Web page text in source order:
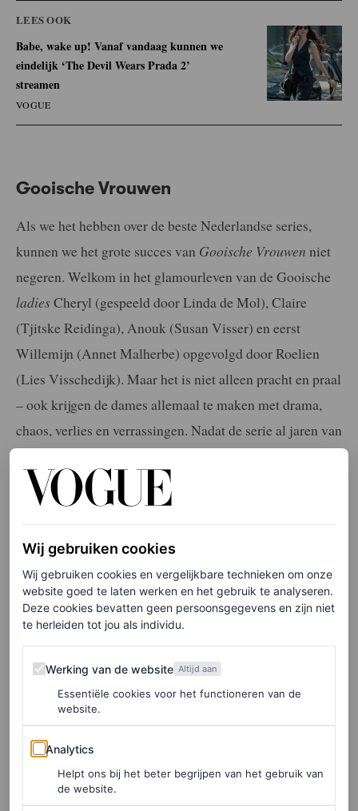
LEES OOK
Babe, wake up! Vanaf vandaag kunnen we
eindelijk ‘The Devil Wears Prada 2’
streamen
VOGUE
Gooische Vrouwen
Als we het hebben over de beste Nederlandse series,
kunnen we het grote succes van Gooische Vrouwen niet
negeren. Welkom in het glamourleven van de Gooische
ladiesCheryl (gespeeld door Linda de Mol), Claire
(Tjitske Reidinga), Anouk (Susan Visser) en eerst
Willemijn (Annet Malherbe) opgevolgd door Roelien
(Lies Visschedijk). Maar het is niet alleen pracht en praal
– ook krijgen de dames allemaal te maken met drama,
chaos, verlies en verrassingen. Nadat de serie al jaren van
seizoen. Op 19 oktober dit jaar verscheen het zevende
seizoen van Gooische Vrouwen
Anne+
Wij gebruiken cookies
Wij gebruiken cookies en vergelijkbare technieken om onze
website goed te laten werken en het gebruik te analyseren.
Deze cookies bevatten geen persoonsgegevens en zijn niet
te herleiden tot jou als individu.
Werking van de website
Werking van de website Altijd aan
Essentiële cookies voor het functioneren van de
website.
Analytics
Analytics
Helpt ons bij het beter begrijpen van het gebruik van
de website.